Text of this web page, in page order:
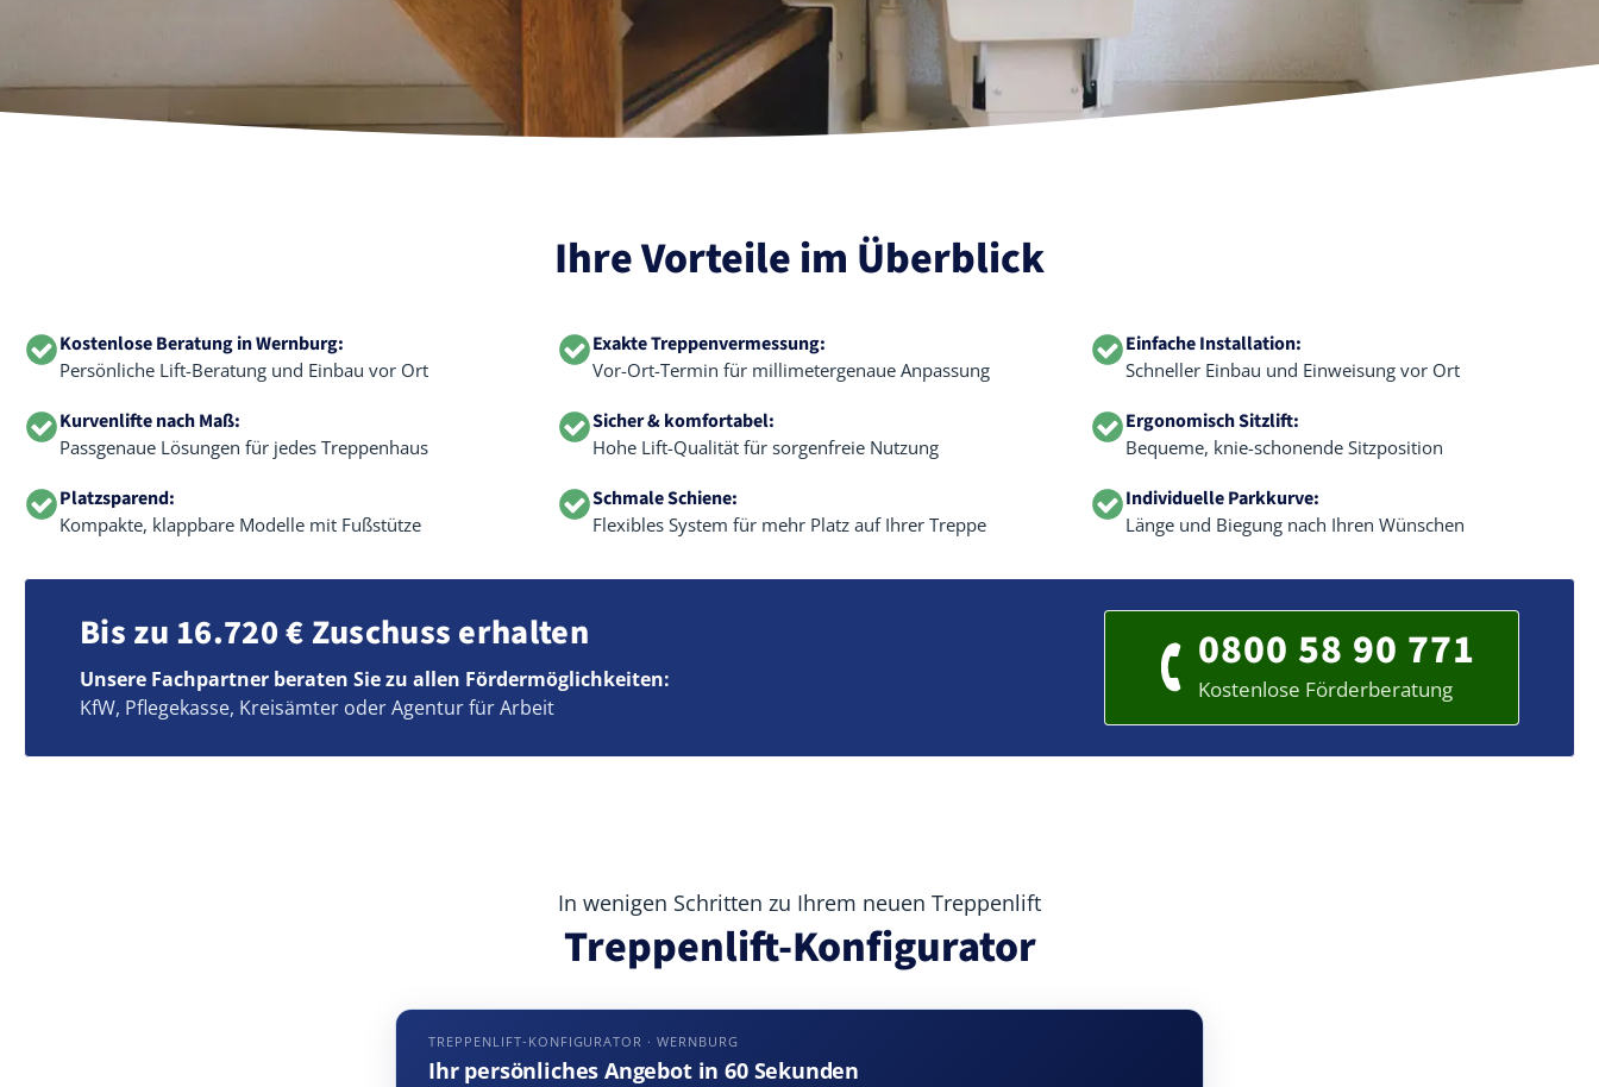
Ihre Vorteile im Überblick
Kostenlose Beratung in Wernburg:
Persönliche Lift-Beratung und Einbau vor Ort
Exakte Treppenvermessung:
Vor-Ort-Termin für millimetergenaue Anpassung
Einfache Installation:
Schneller Einbau und Einweisung vor Ort
Kurvenlifte nach Maß:
Passgenaue Lösungen für jedes Treppenhaus
Sicher & komfortabel:
Hohe Lift-Qualität für sorgenfreie Nutzung
Ergonomisch Sitzlift:
Bequeme, knie-schonende Sitzposition
Platzsparend:
Kompakte, klappbare Modelle mit Fußstütze
Schmale Schiene:
Flexibles System für mehr Platz auf Ihrer Treppe
Individuelle Parkkurve:
Länge und Biegung nach Ihren Wünschen
Bis zu 16.720 € Zuschuss erhalten
Unsere Fachpartner beraten Sie zu allen Fördermöglichkeiten:
KfW, Pflegekasse, Kreisämter oder Agentur für Arbeit
0800 58 90 771
Kostenlose Förderberatung
In wenigen Schritten zu Ihrem neuen Treppenlift
Treppenlift-Konfigurator
TREPPENLIFT-KONFIGURATOR · WERNBURG
Ihr persönliches Angebot in 60 Sekunden